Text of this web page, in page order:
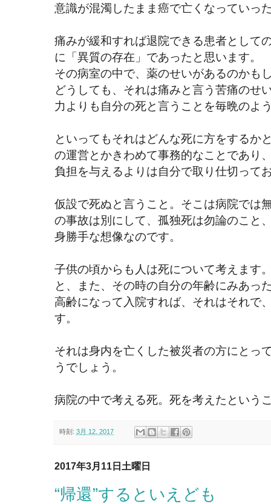
意識が混濁したまま癌で亡くなっていっ
痛みが緩和すれば退院できる患者として
に「異質の存在」であったと思います。
その病室の中で、薬のせいがあるのかも
どうしても、それは痛みと言う苦痛のせ
力よりも自分の死と言うことを毎晩のよ
といってもそれはどんな死に方をするか
の運営とかきわめて事務的なことであり
負担を与えるよりは自分で取り仕切って
仮設で死ぬと言うこと。そこは病院では
の事故は別にして、孤独死は勿論のこと
身勝手な想像なのです。
子供の頃からも人は死について考えます
と、また、その時の自分の年齢にみあっ
高齢になって入院すれば、それはそれで
す。
それは身内を亡くした被災者の方にとっ
うでしょう。
病院の中で考える死。死を考えたという
時刻: 3月 12, 2017
2017年3月11日土曜日
“帰還”するといえども